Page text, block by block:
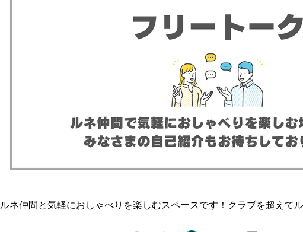
ルネ仲間と気軽におしゃべりを楽しむスペースです！クラブを超えて